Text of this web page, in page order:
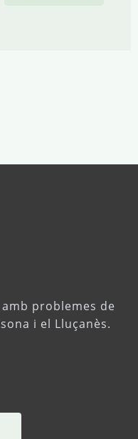
problemes de
i el Lluçanès.